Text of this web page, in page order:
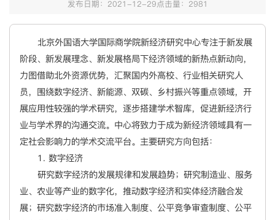
发布日期：2021-12-29点击量： 2981
北京外国语大学国际商学院新经济研究中心专注于新发展
阶段、新发展理念、新发展格局下经济领域的新热点新动向，
力图借助北外资源优势，汇聚国内外高校、行业相关研究人
员，围绕数字经济、新能源、双碳、乡村振兴等重点领域，开
展应用性较强的学术研究，逐步搭建学术智库，促进新经济行
业与学术界的沟通交流。中心将致力于成为新经济领域具有一
定社会影响力的学术交流平台。主要研究方向包括：
1. 数字经济
研究数字经济的发展规律和发展趋势；研究制造业、服务
业、农业等产业的数字化，推动数字经济和实体经济融合发
展；研究数字经济的市场准入制度、公平竞争审查制度、公平